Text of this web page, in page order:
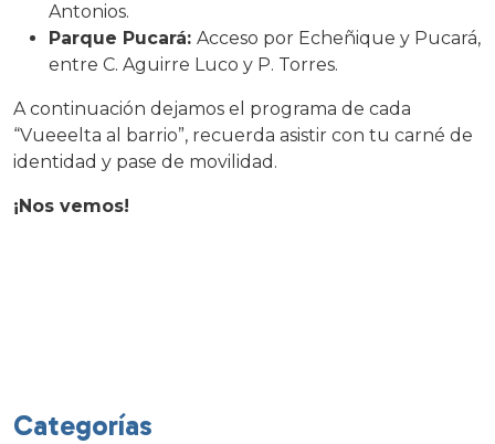
Antonios.
Parque Pucará: Acceso por Echeñique y Pucará,
entre C. Aguirre Luco y P. Torres.
A continuación dejamos el programa de cada
“Vueeelta al barrio”, recuerda asistir con tu carné de
identidad y pase de movilidad.
¡Nos vemos!
Categorías